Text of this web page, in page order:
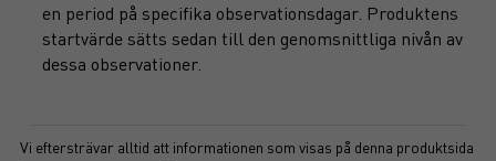
en period på specifika observationsdagar. Produktens
startvärde sätts sedan till den genomsnittliga nivån av
dessa observationer.
Vi eftersträvar alltid att informationen som visas på denna produktsida